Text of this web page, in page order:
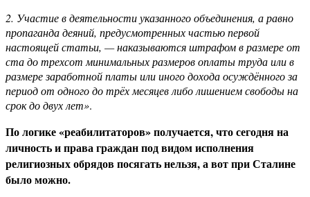
2. Участие в деятельности указанного объединения, а равно
пропаганда деяний, предусмотренных частью первой
настоящей статьи, — наказываются штрафом в размере от
ста до трехсот минимальных размеров оплаты труда или в
размере заработной платы или иного дохода осуждённого за
период от одного до трёх месяцев либо лишением свободы на
срок до двух лет».
По логике «реабилитаторов» получается, что сегодня на
личность и права граждан под видом исполнения
религиозных обрядов посягать нельзя, а вот при Сталине
было можно.